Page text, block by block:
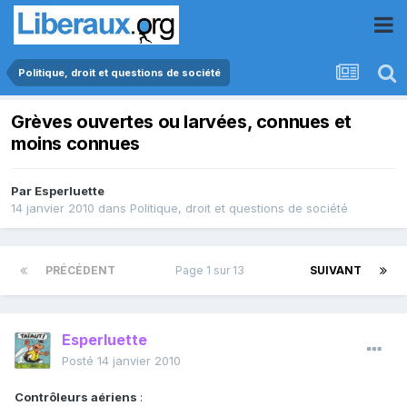
Politique, droit et questions de société
Grèves ouvertes ou larvées, connues et
moins connues
Par Esperluette
14 janvier 2010 dans Politique, droit et questions de société
PRÉCÉDENT SUIVANT
Page 1 sur 13
Esperluette
Posté 14 janvier 2010
Contrôleurs aériens :